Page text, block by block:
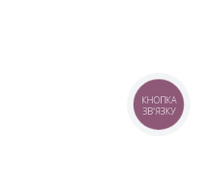
КНОПКА
ЗВ'ЯЗКУ